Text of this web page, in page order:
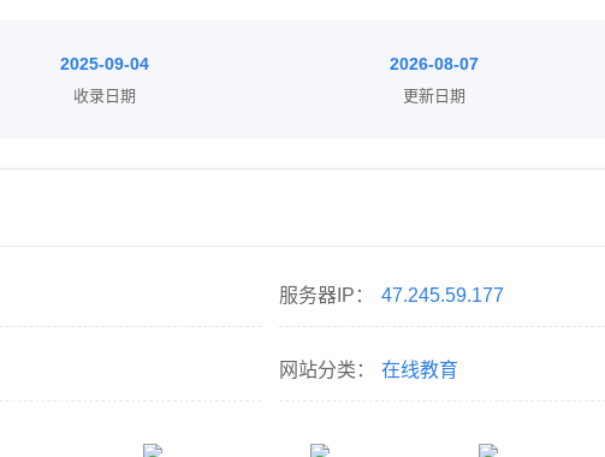
2025-09-04
收录日期
2026-08-07
更新日期
服务器IP： 47.245.59.177
网站分类： 在线教育